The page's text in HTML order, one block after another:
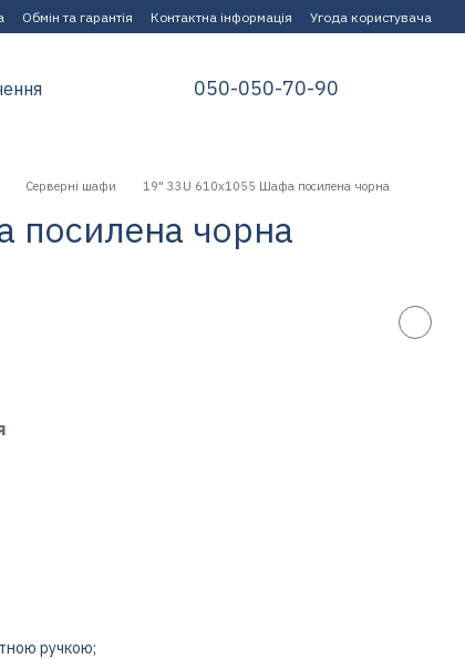
Обмін та гарантія Контактна інформація Угода користувача
050-050-70-90
Серверні шафи 19" 33U 610х1055 Шафа посилена чорна
чорна
ручкою;